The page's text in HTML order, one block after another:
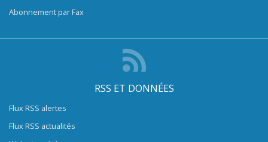
Abonnement par Fax
RSS ET DONNÉES
Flux RSS alertes
Flux RSS actualités